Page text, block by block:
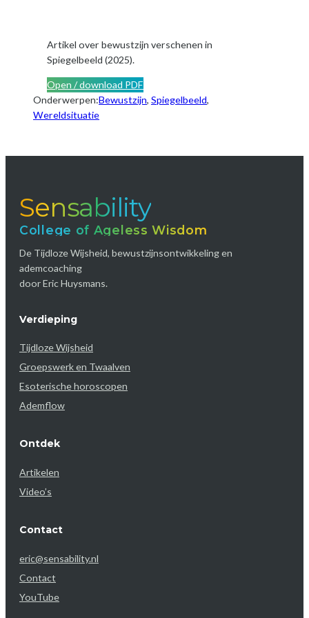
Artikel over bewustzijn verschenen in
Spiegelbeeld (2025).
Open / download PDF
Onderwerpen:Bewustzijn, Spiegelbeeld,
Wereldsituatie
Sensability
College of Ageless Wisdom
De Tijdloze Wijsheid, bewustzijnsontwikkeling en
ademcoaching
door Eric Huysmans.
Verdieping
Tijdloze Wijsheid
Groepswerk en Twaalven
Esoterische horoscopen
Ademflow
Ontdek
Artikelen
Video’s
Contact
eric@sensability.nl
Contact
YouTube